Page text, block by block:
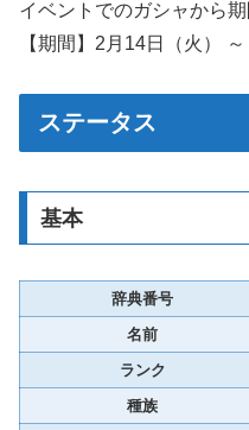
イベントでのガシャから
【期間】2月14日（火） ～
ステータス
基本
辞典番号
名前
ランク
種族